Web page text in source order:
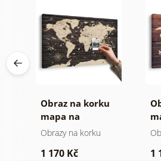
Obraz na korku
mapa na
dřevěném pozadí
Obrazy na korku
1 170 Kč 1